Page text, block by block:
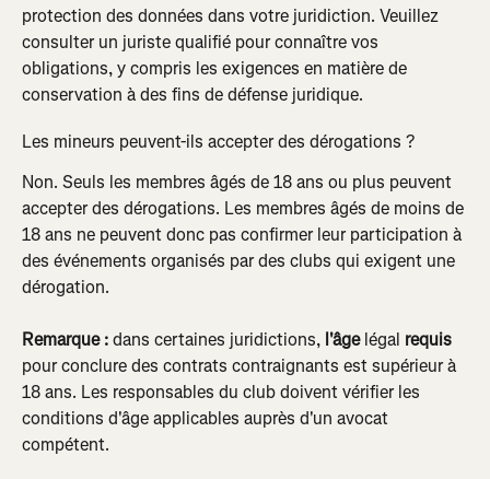
protection des données dans votre juridiction. Veuillez
consulter un juriste qualifié pour connaître vos
obligations, y compris les exigences en matière de
conservation à des fins de défense juridique.
Les mineurs peuvent-ils accepter des dérogations ?
Non. Seuls les membres âgés de 18 ans ou plus peuvent
accepter des dérogations. Les membres âgés de moins de
18 ans ne peuvent donc pas confirmer leur participation à
des événements organisés par des clubs qui exigent une
dérogation.
Remarque : dans certaines juridictions, l'âge légal requis
pour conclure des contrats contraignants est supérieur à
18 ans. Les responsables du club doivent vérifier les
conditions d'âge applicables auprès d'un avocat
compétent.